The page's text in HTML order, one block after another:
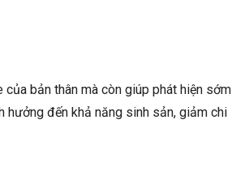
bản thân mà còn giúp phát hiện sớm
hưởng đến khả năng sinh sản, giảm chi